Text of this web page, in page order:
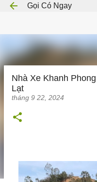
Chuyển
Gọi Có Ngay
Nhà Xe Khanh
Lạt
tháng 9 22, 2024